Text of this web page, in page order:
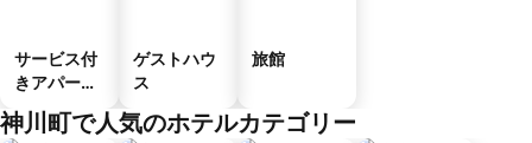
サービス付
きアパート
メント
ゲストハウ
ス
旅館
神川町で人気のホテルカテゴリー